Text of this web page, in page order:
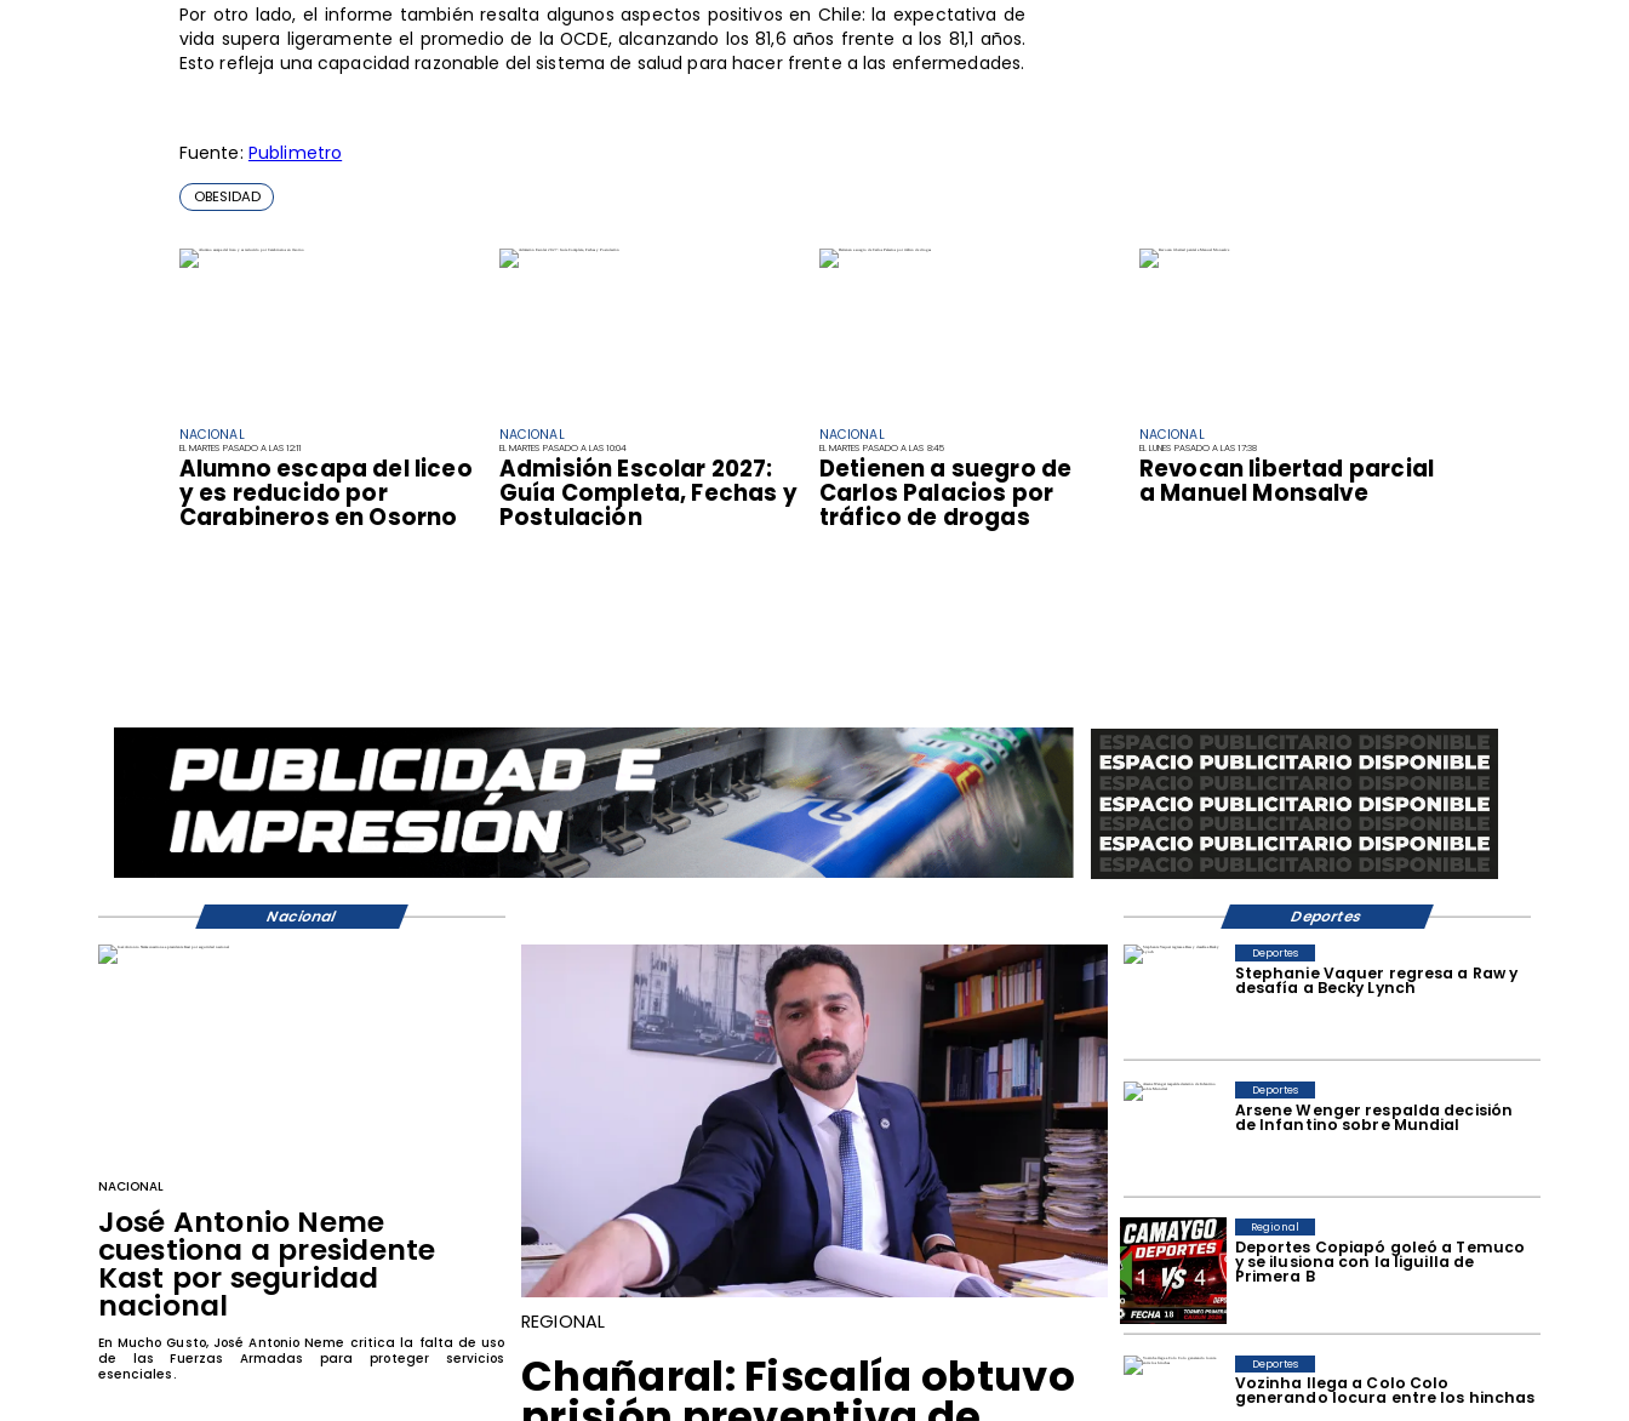
NACIONAL
EL MARTES PASADO A LAS 12:11
Alumno escapa del liceo
y es reducido por
Carabineros en Osorno
NACIONAL
EL MARTES PASADO A LAS 10:04
Admisión Escolar 2027:
Guía Completa, Fechas y
Postulación
NACIONAL
EL MARTES PASADO A LAS 8:45
Detienen a suegro de
Carlos Palacios por
tráfico de drogas
NACIONAL
EL LUNES PASADO A LAS 17:38
Revocan libertad parcial
a Manuel Monsalve
Por otro lado, el informe también resalta algunos aspectos positivos en Chile: la expectativa de
vida supera ligeramente el promedio de la OCDE, alcanzando los 81,6 años frente a los 81,1 años.
Esto refleja una capacidad razonable del sistema de salud para hacer frente a las enfermedades.
Fuente: Publimetro
OBESIDAD
Stephanie Vaquer regresa a Raw y
desafía a Becky Lynch
Deportes
Arsene Wenger respalda decisión
de Infantino sobre Mundial
Deportes
Deportes Copiapó goleó a Temuco
y se ilusiona con la liguilla de
Primera B
Regional
Vozinha llega a Colo Colo
generando locura entre los hinchas
Deportes
NACIONAL
José Antonio Neme
cuestiona a presidente
Kast por seguridad
nacional
En Mucho Gusto, José Antonio Neme critica la falta de uso
de las Fuerzas Armadas para proteger servicios
esenciales.
REGIONAL
Chañaral: Fiscalía obtuvo
Nacional Deportes